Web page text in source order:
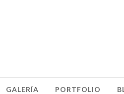
GALERÍA PORTFOLIO